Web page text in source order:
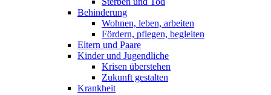
Behinderung
Wohnen, leben, arbeiten
Fördern, pflegen, begleiten
Eltern und Paare
Kinder und Jugendliche
Krisen überstehen
Zukunft gestalten
Krankheit